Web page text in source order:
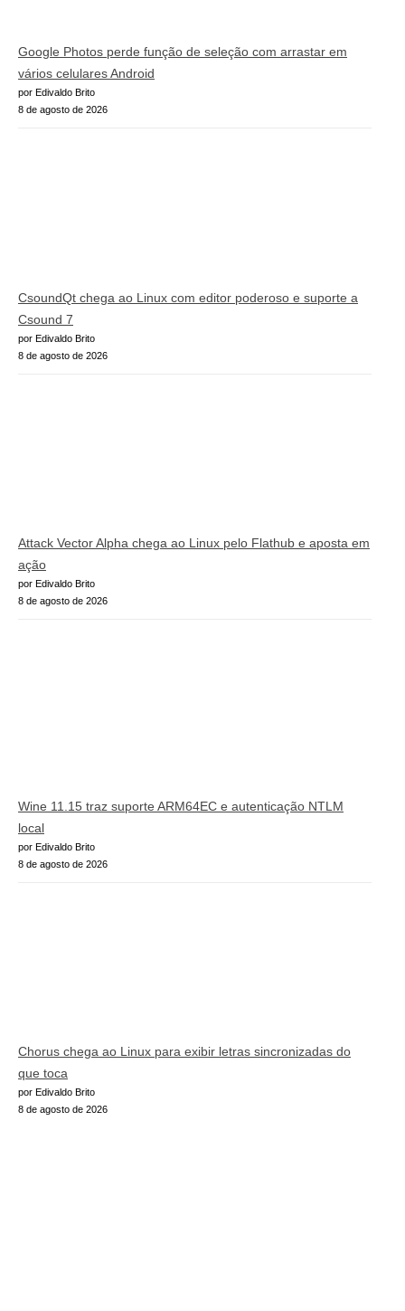
Google Photos perde função de seleção com arrastar em
vários celulares Android
por Edivaldo Brito
8 de agosto de 2026
CsoundQt chega ao Linux com editor poderoso e suporte a
Csound 7
por Edivaldo Brito
8 de agosto de 2026
Attack Vector Alpha chega ao Linux pelo Flathub e aposta em
ação
por Edivaldo Brito
8 de agosto de 2026
Wine 11.15 traz suporte ARM64EC e autenticação NTLM
local
por Edivaldo Brito
8 de agosto de 2026
Chorus chega ao Linux para exibir letras sincronizadas do
que toca
por Edivaldo Brito
8 de agosto de 2026